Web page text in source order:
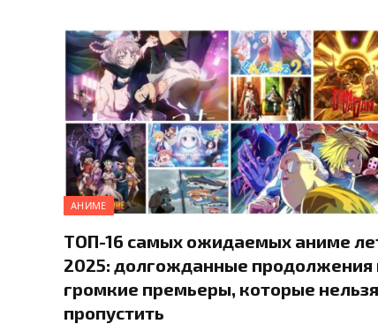
АНИМЕ
ТОП-16 самых ожидаемых аниме
2025: долгожданные продолжения
громкие премьеры, которые нельзя
пропустить